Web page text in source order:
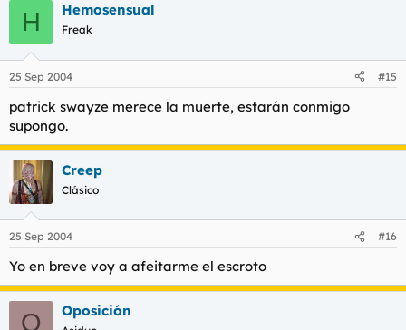
H Hemosensual
Freak
25 Sep 2004 #15
patrick swayze merece la muerte, estarán conmigo
supongo.
Creep
Clásico
25 Sep 2004 #16
Yo en breve voy a afeitarme el escroto
O Oposición